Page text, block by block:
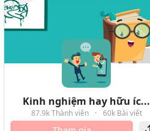
Kinh nghiệm hay hữu íc...
87.9k Thành viên · 60k Bài viết